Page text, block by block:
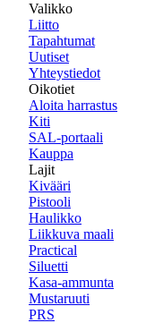
Valikko
Liitto
Tapahtumat
Uutiset
Yhteystiedot
Oikotiet
Aloita harrastus
Kiti
SAL-portaali
Kauppa
Lajit
Kivääri
Pistooli
Haulikko
Liikkuva maali
Practical
Siluetti
Kasa-ammunta
Mustaruuti
PRS